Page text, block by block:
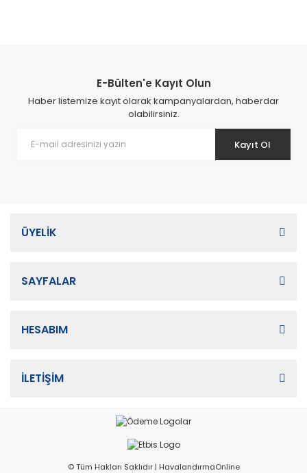
E-Bülten'e Kayıt Olun
Haber listemize kayıt olarak kampanyalardan, haberdar
olabilirsiniz.
Kayıt Ol
ÜYELİK
SAYFALAR
HESABIM
İLETİŞİM
© Tüm Hakları Saklıdır | HavalandırmaOnline